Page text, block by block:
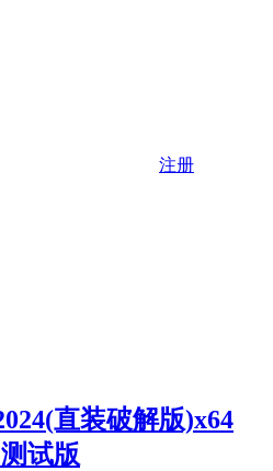
注册
直装破解版)x64
试版